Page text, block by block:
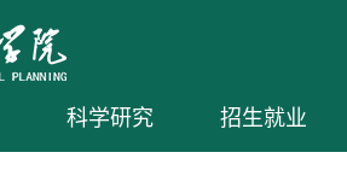
科学研究 招生就业